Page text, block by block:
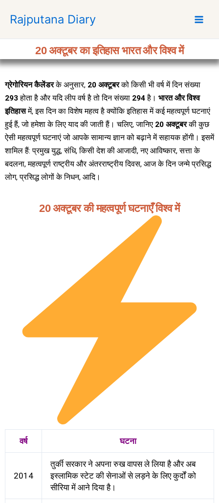
p
o
Rajputana Diary
20 अक्टूबर का इतिहास भारत और विश्व में
ग्रेगोरियन कैलेंडरके अनुसार, 20 अक्टूबरको किसी भी वर्ष में दिन संख्या
293होता है और यदि लीप वर्ष है तो दिन संख्या 294है। भारत और विश्व
इतिहासमें, इस दिन का विशेष महत्व है क्योंकि इतिहास में कई महत्वपूर्ण घटनाएं
हुई हैं, जो हमेशा के लिए याद की जाती हैं। चलिए, जानिए 20 अक्टूबरकी कुछ
ऐसी महत्वपूर्ण घटनाएं जो आपके सामान्य ज्ञान को बढ़ाने में सहायक होंगी। इसमें
शामिल हैं: प्रमुख युद्ध, संधि, किसी देश की आजादी, नए आविष्कार, सत्ता के
बदलना, महत्वपूर्ण राष्ट्रीय और अंतरराष्ट्रीय दिवस, आज के दिन जन्मे प्रसिद्ध
लोग, प्रसिद्ध लोगों के निधन, आदि।
20 अक्टूबर की महत्वपूर्ण घटनाएँ विश्व में
वर्ष घटना
2014
तुर्की सरकार ने अपना रुख वापस ले लिया है और अब
इस्लामिक स्टेट की सेनाओं से लड़ने के लिए कुर्दों को
सीरिया में आने दिया है।